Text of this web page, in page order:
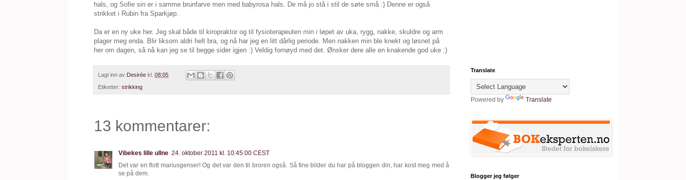
hals, og Sofie sin er i samme brunfarve men med babyrosa hals. De må jo stå i stil de søte små :) Denne er også
strikket i Rubin fra Sparkjøp.
Da er en ny uke her. Jeg skal både til kiropraktor og til fysioterapeuten min i løpet av uka, rygg, nakke, skuldre og arm
plager meg enda. Blir liksom aldri helt bra, og nå har jeg en litt dårlig periode. Men nakken min ble knekt og løsnet på
her om dagen, så nå kan jeg se til begge sider igjen :) Veldig fornøyd med det. Ønsker dere alle en knakende god uke :)
Lagt inn av Desirée kl. 08:05
Etiketter: strikking
13 kommentarer:
Vibekes lille ullne 24. oktober 2011 kl. 10:45:00 CEST
Det var en flott mariusgenser! Og det var den til broren også. Så fine bilder du har på bloggen din, har kost meg med å
se på dem.
Translate
Powered by Translate
Blogger jeg følger